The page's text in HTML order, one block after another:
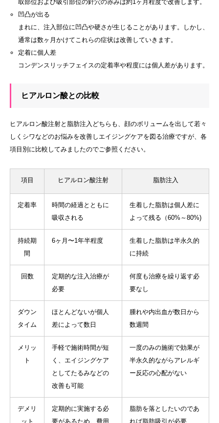
取部位および吸引部位の針穴の赤みは約1ヶ月程度で改善します。
凹凸が出る
まれに、注入部位に凹凸や硬さが生じることがあります。しかし、
通常は数ヶ月かけてこれらの症状は改善していきます。
定着に個人差
コンデンスリッチフェイスの定着率や程度には個人差があります。
ヒアルロン酸との比較
ヒアルロン酸注射と脂肪注入どちらも、顔のボリュームを出して若々
しくシワなどのお悩みを改善しエイジングケアを図る治療ですが、各
項目別に比較してみましたのでご参照ください。
項目 ヒアルロン酸注射 脂肪注入
定着率
時間の経過とともに
吸収される
生着した脂肪は個人差に
よって残る（60%～80%)
持続期
間
6ヶ月〜1年半程度
生着した脂肪は半永久的
に持続
回数
定期的な注入治療が
必要
何度も治療を繰り返す必
要なし
ダウン
タイム
ほとんどないが個人
差によって数日
腫れや内出血が数日から
数週間
メリッ
ト
手軽で施術時間が短
く、エイジングケア
としてたるみなどの
改善も可能
一度のみの施術で効果が
半永久的ながらアレルギ
ー反応の心配がない
デメリ
ット
定期的に実施する必
要があるため、費用
脂肪を落としたいのであ
れば脂肪吸引が必要